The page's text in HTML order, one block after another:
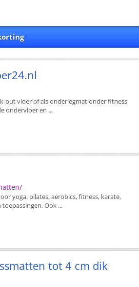
out vloer of als onderlegmat onder fitness
ondervloer en ...
yoga, pilates, aerobics, fitness, karate,
Ook ...
tot 4 cm dik